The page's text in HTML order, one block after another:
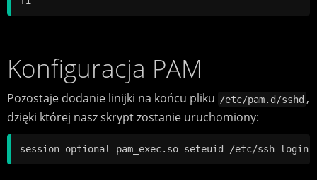
Konfiguracja PAM
Pozostaje dodanie linijki na końcu pliku /etc/pam.d/sshd ,
dzięki której nasz skrypt zostanie uruchomiony: